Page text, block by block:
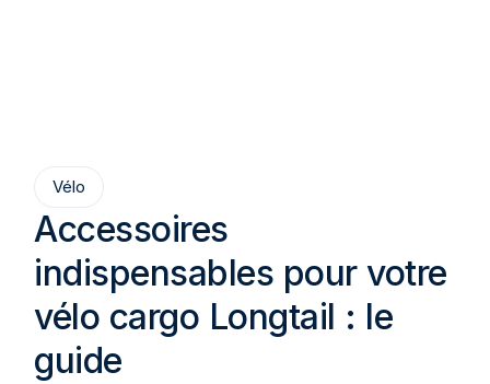
Vélo
Accessoires
indispensables pour votre
vélo cargo Longtail : le
guide